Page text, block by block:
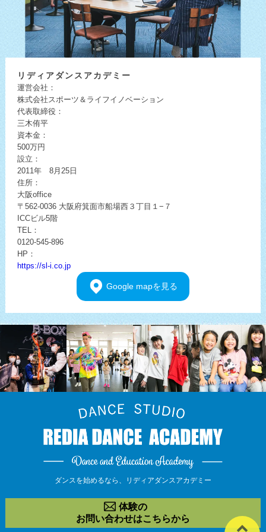
リディアダンスアカデミー
運営会社：
株式会社スポーツ＆ライフイノベーション
代表取締役：
三木侑平
資本金：
500万円
設立：
2011年 8月25日
住所：
大阪office
〒562-0036 大阪府箕面市船場西３丁目１−７
ICCビル5階
TEL：
0120-545-896
HP：
https://sl-i.co.jp
Google mapを見る
ダンスを始めるなら、 リディアダンスアカデミー
体験の
お問い合わせはこちらから